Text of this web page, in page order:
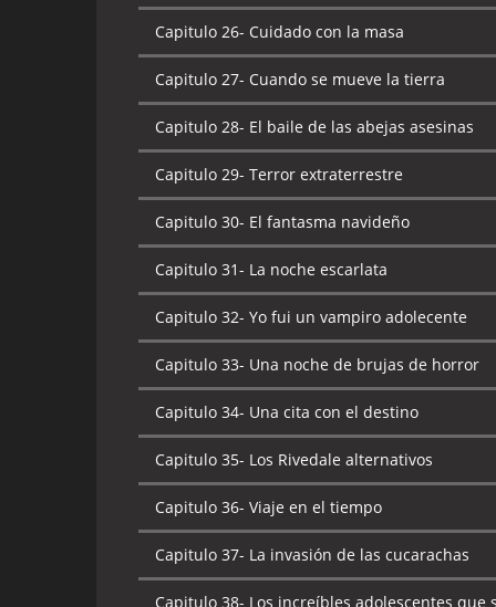
Capitulo 26- Cuidado con la masa
Capitulo 27- Cuando se mueve la tierra
Capitulo 28- El baile de las abejas asesinas
Capitulo 29- Terror extraterrestre
Capitulo 30- El fantasma navideño
Capitulo 31- La noche escarlata
Capitulo 32- Yo fui un vampiro adolecente
Capitulo 33- Una noche de brujas de horror
Capitulo 34- Una cita con el destino
Capitulo 35- Los Rivedale alternativos
Capitulo 36- Viaje en el tiempo
Capitulo 37- La invasión de las cucarachas
Capitulo 38- Los increíbles adolescentes que